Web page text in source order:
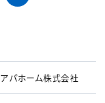
アパホーム株式会社